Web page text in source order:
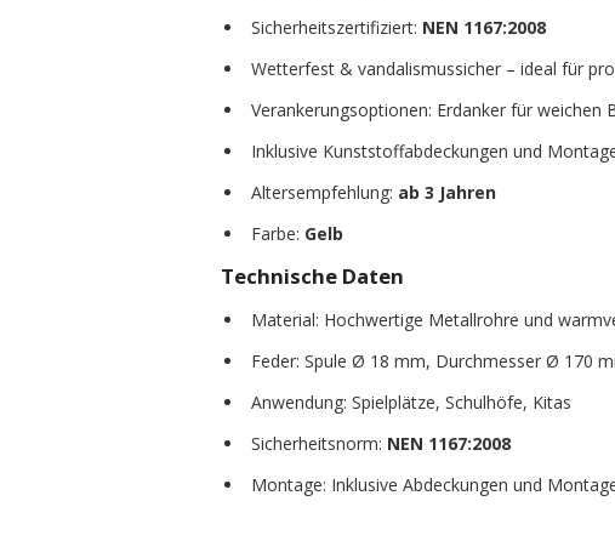
Sicherheitszertifiziert: NEN 1167:2008
Wetterfest & vandalismussicher – ideal für
Verankerungsoptionen: Erdanker für weichen
Inklusive Kunststoffabdeckungen und
Altersempfehlung: ab 3 Jahren
Farbe: Gelb
Technische Daten
Material: Hochwertige Metallrohre und
Feder: Spule Ø 18 mm, Durchmesser Ø 170
Anwendung: Spielplätze, Schulhöfe, Kitas
Sicherheitsnorm: NEN 1167:2008
Montage: Inklusive Abdeckungen und